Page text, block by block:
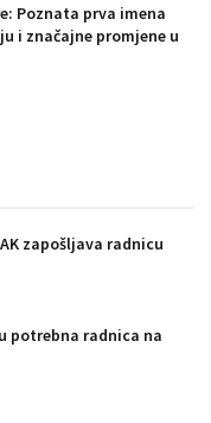
Poznata prva imena
i značajne promjene u
zapošljava radnicu
potrebna radnica na